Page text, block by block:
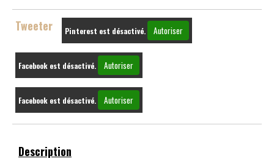
Tweeter Pinterest est désactivé. Autoriser
Facebook est désactivé. Autoriser
Facebook est désactivé. Autoriser
Description